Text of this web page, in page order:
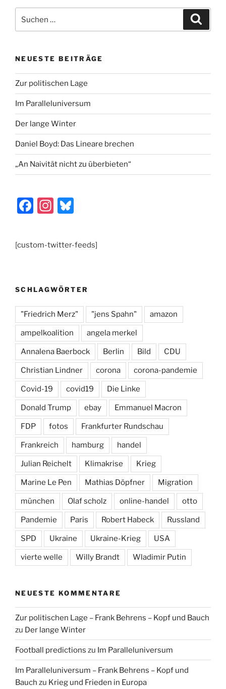
e
b
o
k
o
d
n
l
n
nach:
NEUESTE BEITRÄGE
Zur politischen Lage
Im Paralleluniversum
Der lange Winter
Daniel Boyd: Das Lineare brechen
„An Naivität nicht zu überbieten“
F
e
o
o
k
In
a
gr
m
e
s
y
[custom-twitter-feeds]
SCHLAGWÖRTER
"Friedrich Merz" "jens Spahn" amazon
ampelkoalition angela merkel
Annalena Baerbock Berlin Bild CDU
Christian Lindner corona corona-pandemie
Covid-19 covid19 Die Linke
Donald Trump ebay Emmanuel Macron
FDP fotos Frankfurter Rundschau
Frankreich hamburg handel
Julian Reichelt Klimakrise Krieg
Marine Le Pen Mathias Döpfner Migration
münchen Olaf scholz online-handel otto
Pandemie Paris Robert Habeck Russland
SPD Ukraine Ukraine-Krieg USA
vierte welle Willy Brandt Wladimir Putin
NEUESTE KOMMENTARE
Zur politischen Lage – Frank Behrens – Kopf und Bauch
zu Der lange Winter
Football predictions zu Im Paralleluniversum
Im Paralleluniversum – Frank Behrens – Kopf und
Bauch zu Krieg und Frieden in Europa